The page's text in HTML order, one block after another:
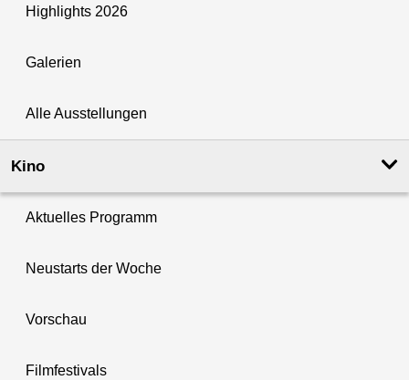
Highlights 2026
Galerien
Alle Ausstellungen
Kino
Aktuelles Programm
Neustarts der Woche
Vorschau
Filmfestivals